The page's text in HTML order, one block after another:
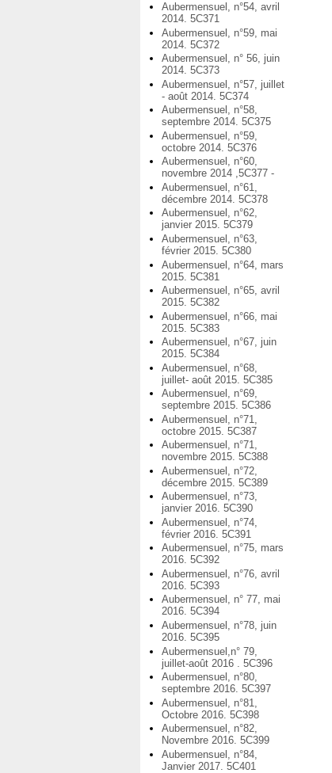
Aubermensuel, n°54, avril
2014. 5C371
Aubermensuel, n°59, mai
2014. 5C372
Aubermensuel, n° 56, juin
2014. 5C373
Aubermensuel, n°57, juillet
- août 2014. 5C374
Aubermensuel, n°58,
septembre 2014. 5C375
Aubermensuel, n°59,
octobre 2014. 5C376
Aubermensuel, n°60,
novembre 2014 ,5C377 -
Aubermensuel, n°61,
décembre 2014. 5C378
Aubermensuel, n°62,
janvier 2015. 5C379
Aubermensuel, n°63,
février 2015. 5C380
Aubermensuel, n°64, mars
2015. 5C381
Aubermensuel, n°65, avril
2015. 5C382
Aubermensuel, n°66, mai
2015. 5C383
Aubermensuel, n°67, juin
2015. 5C384
Aubermensuel, n°68,
juillet- août 2015. 5C385
Aubermensuel, n°69,
septembre 2015. 5C386
Aubermensuel, n°71,
octobre 2015. 5C387
Aubermensuel, n°71,
novembre 2015. 5C388
Aubermensuel, n°72,
décembre 2015. 5C389
Aubermensuel, n°73,
janvier 2016. 5C390
Aubermensuel, n°74,
février 2016. 5C391
Aubermensuel, n°75, mars
2016. 5C392
Aubermensuel, n°76, avril
2016. 5C393
Aubermensuel, n° 77, mai
2016. 5C394
Aubermensuel, n°78, juin
2016. 5C395
Aubermensuel,n° 79,
juillet-août 2016 . 5C396
Aubermensuel, n°80,
septembre 2016. 5C397
Aubermensuel, n°81,
Octobre 2016. 5C398
Aubermensuel, n°82,
Novembre 2016. 5C399
Aubermensuel, n°84,
Janvier 2017. 5C401